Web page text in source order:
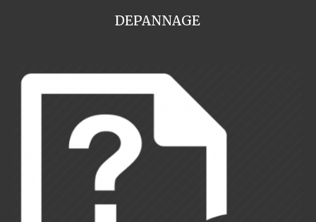
DEPANNAGE